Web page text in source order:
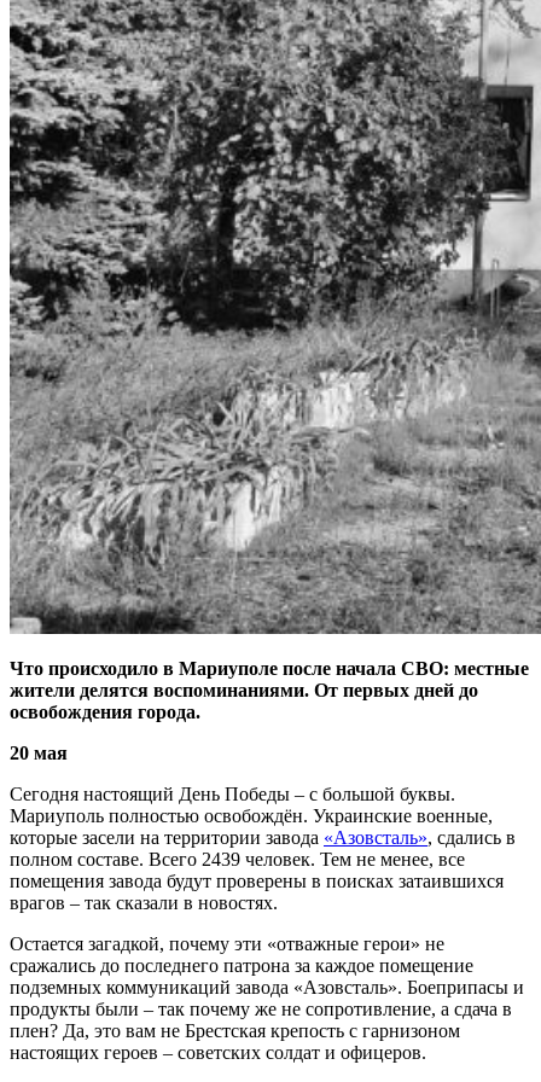
Что происходило в Мариуполе после начала СВО: местные
жители делятся воспоминаниями. От первых дней до
освобождения города.
20 мая
Сегодня настоящий День Победы – с большой буквы.
Мариуполь полностью освобождён. Украинские военные,
которые засели на территории завода «Азовсталь», сдались в
полном составе. Всего 2439 человек. Тем не менее, все
помещения завода будут проверены в поисках затаившихся
врагов – так сказали в новостях.
Остается загадкой, почему эти «отважные герои» не
сражались до последнего патрона за каждое помещение
подземных коммуникаций завода «Азовсталь». Боеприпасы и
продукты были – так почему же не сопротивление, а сдача в
плен? Да, это вам не Брестская крепость с гарнизоном
настоящих героев – советских солдат и офицеров.